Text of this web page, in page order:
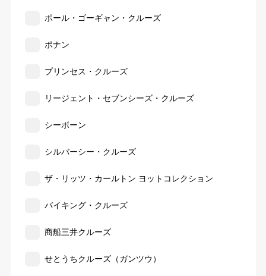
ポール・ゴーギャン・クルーズ
ポナン
プリンセス・クルーズ
リージェント・セブンシーズ・クルーズ
シーボーン
シルバーシー・クルーズ
ザ・リッツ・カールトン ヨットコレクション
バイキング・クルーズ
商船三井クルーズ
せとうちクルーズ（ガンツウ）